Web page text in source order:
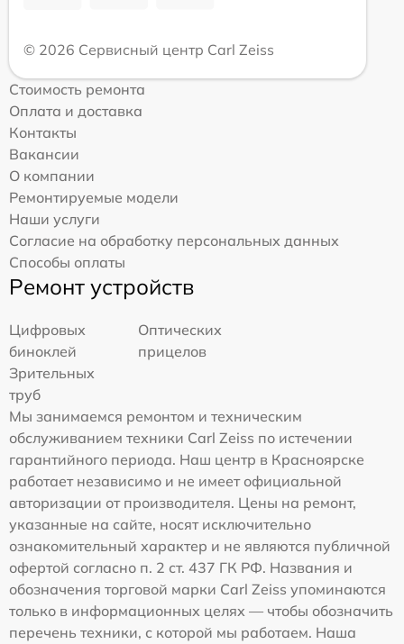
© 2026 Сервисный центр Carl Zeiss
Стоимость ремонта
Оплата и доставка
Контакты
Вакансии
О компании
Ремонтируемые модели
Наши услуги
Согласие на обработку персональных данных
Способы оплаты
Ремонт устройств
Цифровых
биноклей
Оптических
прицелов
Зрительных
труб
Мы занимаемся ремонтом и техническим
обслуживанием техники Carl Zeiss по истечении
гарантийного периода. Наш центр в Красноярске
работает независимо и не имеет официальной
авторизации от производителя. Цены на ремонт,
указанные на сайте, носят исключительно
ознакомительный характер и не являются публичной
офертой согласно п. 2 ст. 437 ГК РФ. Названия и
обозначения торговой марки Carl Zeiss упоминаются
только в информационных целях — чтобы обозначить
перечень техники, с которой мы работаем. Наша